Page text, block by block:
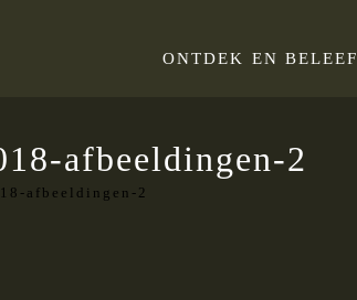
ONTDEK EN BELEEF
afbeeldingen-2
afbeeldingen-2